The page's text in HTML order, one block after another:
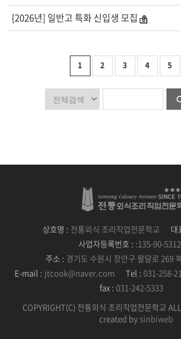
{2026년] 일반고 특화 신입생 모집
1 2 3 4 5
상호명 : 전통외식 조리직업전문학교 대
사업자등록번호 : :135-90-
주소 : 경기도 수원시 장안구 팔달로 269
E-mail : jtcook@naver.com Tel : 031-258-
fax : 031-242-5333
COPYRIGHT(C) 전통외식 조리직업전문학교
created by sinbiweb